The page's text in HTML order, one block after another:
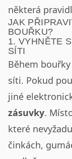
některá
JAK
BOUŘKU?
1. VYHNĚTE
SÍTI
Během
síti. Pokud
jiné
zásuvky.
které
činkách,